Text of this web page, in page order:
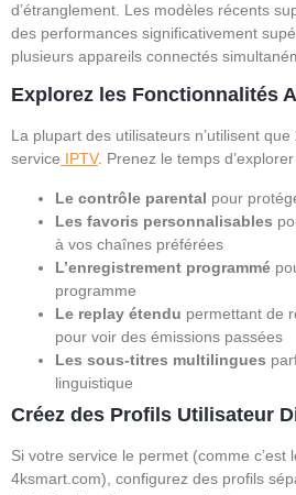
d’étranglement. Les modèles récents
des performances significativement
plusieurs appareils connectés
Explorez les Fonctionnalités
La plupart des utilisateurs n’utilisent
service IPTV. Prenez le temps d’explorer
Le contrôle parental pour
Les favoris personnalisables
à vos chaînes préférées
L’enregistrement programmé
programme
Le replay étendu permettant de
pour voir des émissions passées
Les sous-titres multilingues
linguistique
Créez des Profils Utilisateur
Si votre service le permet (comme c’est
4ksmart.com), configurez des profils